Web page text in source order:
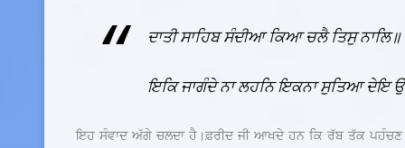
ਦਾਤੀ ਸਾਹਿਬ ਸੰਦੀਆ ਕਿਆ ਚਲੈ ਤਿਸੁ ਨਾਲਿ॥
ਇਕਿ ਜਾਗੰਦੇ ਨਾ ਲਹਨਿ ਇਕਨਾ ਸੁਤਿਆ ਦੇਇ
ਇਹ ਸੰਵਾਦ ਅੱਗੇ ਚਲਦਾ ਹੈ।ਫ਼ਰੀਦ ਜੀ ਆਖਦੇ ਹਨ ਕਿ ਰੱਬ ਤੱਕ